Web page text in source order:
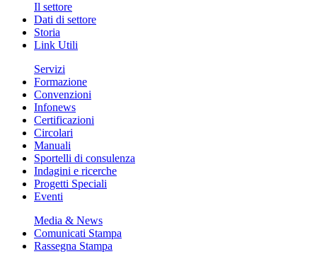
Il settore
Dati di settore
Storia
Link Utili
Servizi
Formazione
Convenzioni
Infonews
Certificazioni
Circolari
Manuali
Sportelli di consulenza
Indagini e ricerche
Progetti Speciali
Eventi
Media & News
Comunicati Stampa
Rassegna Stampa